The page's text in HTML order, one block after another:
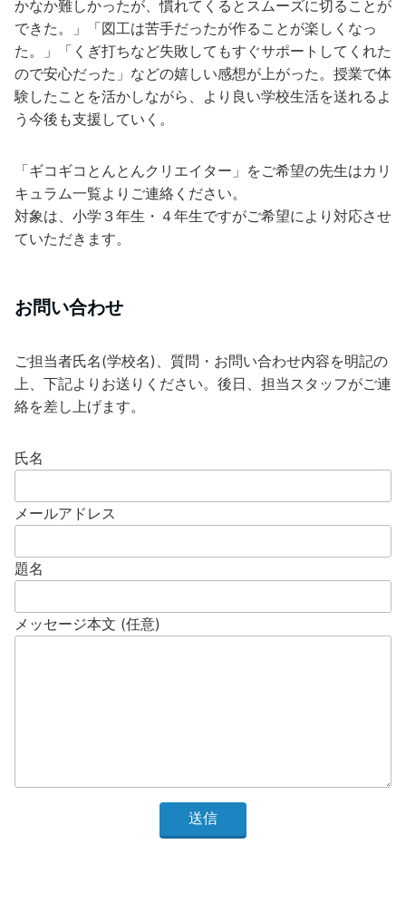
かなか難しかったが、慣れてくるとスムーズに切ることが
できた。」「図工は苦手だったが作ることが楽しくなっ
た。」「くぎ打ちなど失敗してもすぐサポートしてくれた
ので安心だった」などの嬉しい感想が上がった。授業で体
験したことを活かしながら、より良い学校生活を送れるよ
う今後も支援していく。
「ギコギコとんとんクリエイター」をご希望の先生はカリ
キュラム一覧よりご連絡ください。
対象は、小学３年生・４年生ですがご希望により対応させ
ていただきます。
お問い合わせ
ご担当者氏名(学校名)、質問・お問い合わせ内容を明記の
上、下記よりお送りください。後日、担当スタッフがご連
絡を差し上げます。
氏名
メールアドレス
題名
メッセージ本文 (任意)